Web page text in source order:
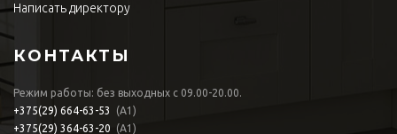
Написать директору
КОНТАКТЫ
Режим работы: без выходных с 09.00-20.00.
+375(29) 664-63-53
(А1)
+375(29) 364-63-20 (А1)